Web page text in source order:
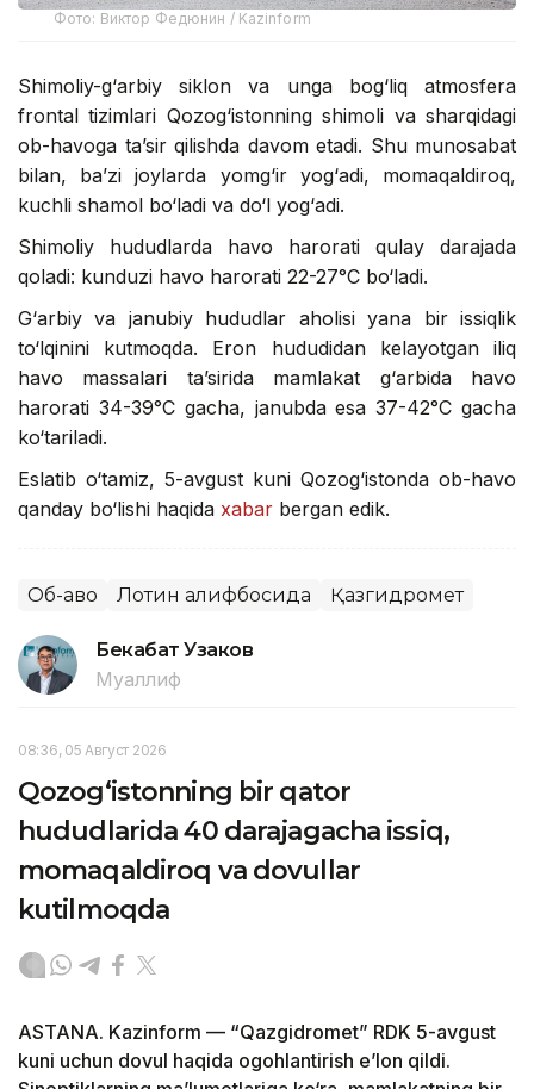
Фото: Виктор Федюнин / Kazinform
Shimoliy-g‘arbiy siklon va unga bog‘liq atmosfera
frontal tizimlari Qozog‘istonning shimoli va sharqidagi
ob-havoga ta’sir qilishda davom etadi. Shu munosabat
bilan, ba’zi joylarda yomg‘ir yog‘adi, momaqaldiroq,
kuchli shamol bo‘ladi va do‘l yog‘adi.
Shimoliy hududlarda havo harorati qulay darajada
qoladi: kunduzi havo harorati 22-27°C bo‘ladi.
G‘arbiy va janubiy hududlar aholisi yana bir issiqlik
to‘lqinini kutmoqda. Eron hududidan kelayotgan iliq
havo massalari ta’sirida mamlakat g‘arbida havo
harorati 34-39°C gacha, janubda esa 37-42°C gacha
ko‘tariladi.
Eslatib o‘tamiz, 5-avgust kuni Qozog‘istonda ob-havo
qanday bo‘lishi haqida xabar bergan edik.
Об-ҳаво Лотин алифбосида Қазгидромет
Бекабат Узаков
Муаллиф
08:36, 05 Август 2026
Qozog‘istonning bir qator
hududlarida 40 darajagacha issiq,
momaqaldiroq va dovullar
kutilmoqda
ASTANA. Kazinform — “Qazgidromet” RDK 5-avgust
kuni uchun dovul haqida ogohlantirish e’lon qildi.